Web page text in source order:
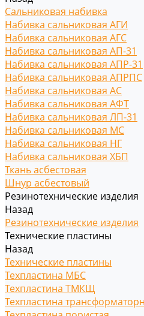
Сальниковая набивка
Набивка сальниковая АГИ
Набивка сальниковая АГС
Набивка сальниковая АП-31
Набивка сальниковая АПР-31
Набивка сальниковая АПРПС
Набивка сальниковая АС
Набивка сальниковая АФТ
Набивка сальниковая ЛП-31
Набивка сальниковая МС
Набивка сальниковая НГ
Набивка сальниковая ХБП
Ткань асбестовая
Шнур асбестовый
Резинотехнические изделия
Назад
Резинотехнические изделия
Технические пластины
Назад
Технические пластины
Техпластина МБС
Техпластина ТМКЩ
Техпластина